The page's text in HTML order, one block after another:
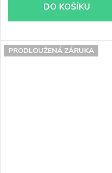
DO KOŠÍKU
PRODLOUŽENÁ ZÁRUKA